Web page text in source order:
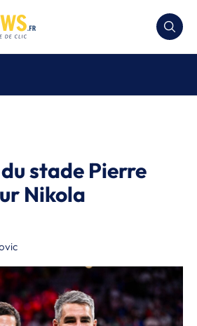
stade Pierre
Nikola